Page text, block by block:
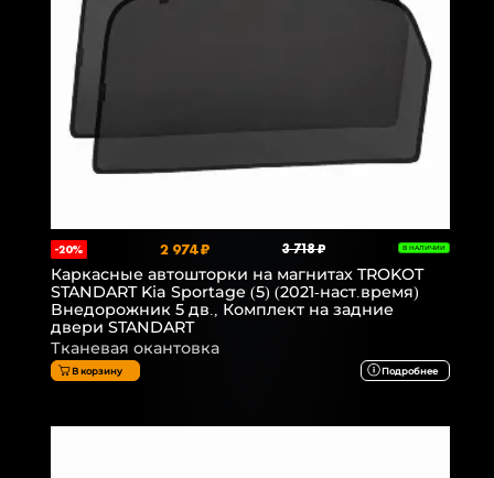
-20% 2 974 ₽ 3 718 ₽ В НАЛИЧИИ
Каркасные автошторки на магнитах TROKOT
STANDART Kia Sportage (5) (2021-наст.время)
Внедорожник 5 дв., Комплект на задние
двери STANDART
Тканевая окантовка
В корзину Подробнее